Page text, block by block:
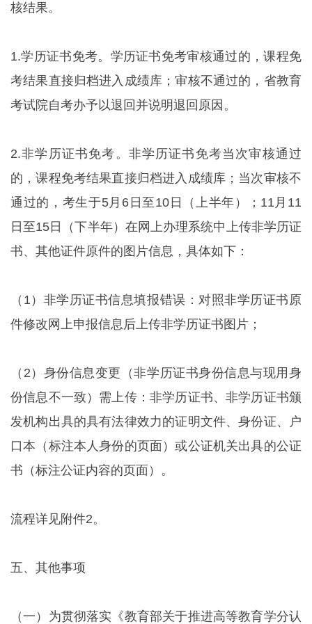
核结果。
1.学历证书免考。学历证书免考审核通过的，课程免
考结果直接归档进入成绩库；审核不通过的，省教育
考试院自考办予以退回并说明退回原因。
2.非学历证书免考。非学历证书免考当次审核通过
的，课程免考结果直接归档进入成绩库；当次审核不
通过的，考生于5月6日至10日（上半年）；11月11
日至15日（下半年）在网上办理系统中上传非学历证
书、其他证件原件的图片信息，具体如下：
（1）非学历证书信息填报错误：对照非学历证书原
件修改网上申报信息后上传非学历证书图片；
（2）身份信息变更（非学历证书身份信息与现用身
份信息不一致）需上传：非学历证书、非学历证书颁
发机构出具的具有法律效力的证明文件、身份证、户
口本（标注本人身份的页面）或公证机关出具的公证
书（标注公证内容的页面）。
流程详见附件2。
五、其他事项
（一）为贯彻落实《教育部关于推进高等教育学分认